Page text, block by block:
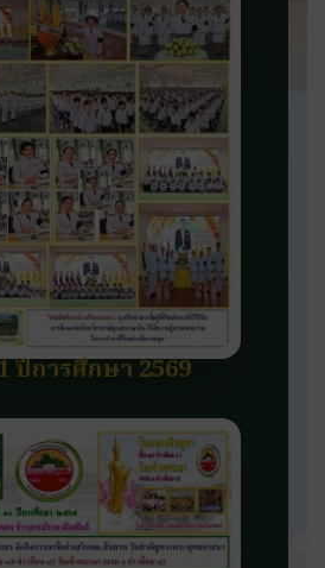
ปีการศึกษา 2569